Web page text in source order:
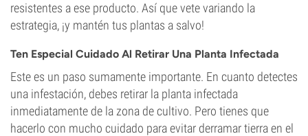
resistentes a ese producto. Así que vete variando la
estrategia, ¡y mantén tus plantas a salvo!
Ten Especial Cuidado Al Retirar Una Planta Infectada
Este es un paso sumamente importante. En cuanto detectes
una infestación, debes retirar la planta infectada
inmediatamente de la zona de cultivo. Pero tienes que
hacerlo con mucho cuidado para evitar derramar tierra en el